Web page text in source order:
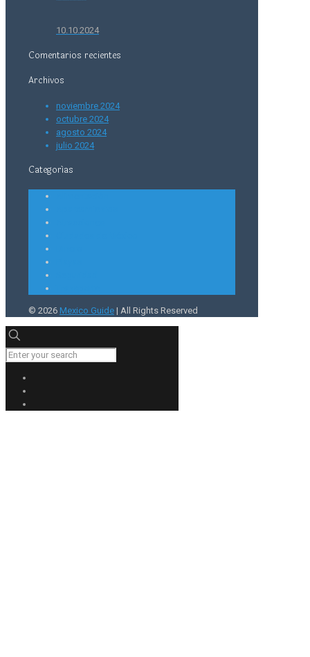
10.10.2024
Comentarios recientes
Archivos
noviembre 2024
octubre 2024
agosto 2024
julio 2024
Categorías
© 2026 Mexico Guide | All Rights Reserved